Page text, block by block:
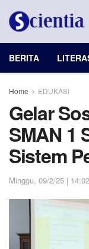
BERITA
Home EDUKASI
Gelar
SMAN 1
Sistem
Minggu, 09/2/25 |